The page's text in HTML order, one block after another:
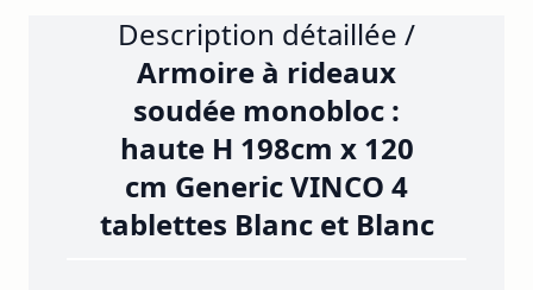
Description détaillée /
Armoire à rideaux
soudée monobloc :
haute H 198cm x 120
cm Generic VINCO 4
tablettes Blanc et Blanc